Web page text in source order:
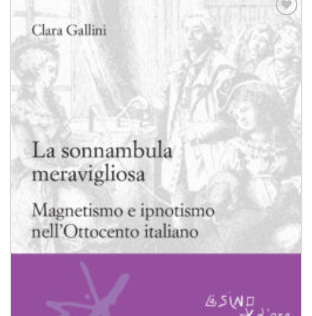
Aggiungi
alla lista
dei
desideri